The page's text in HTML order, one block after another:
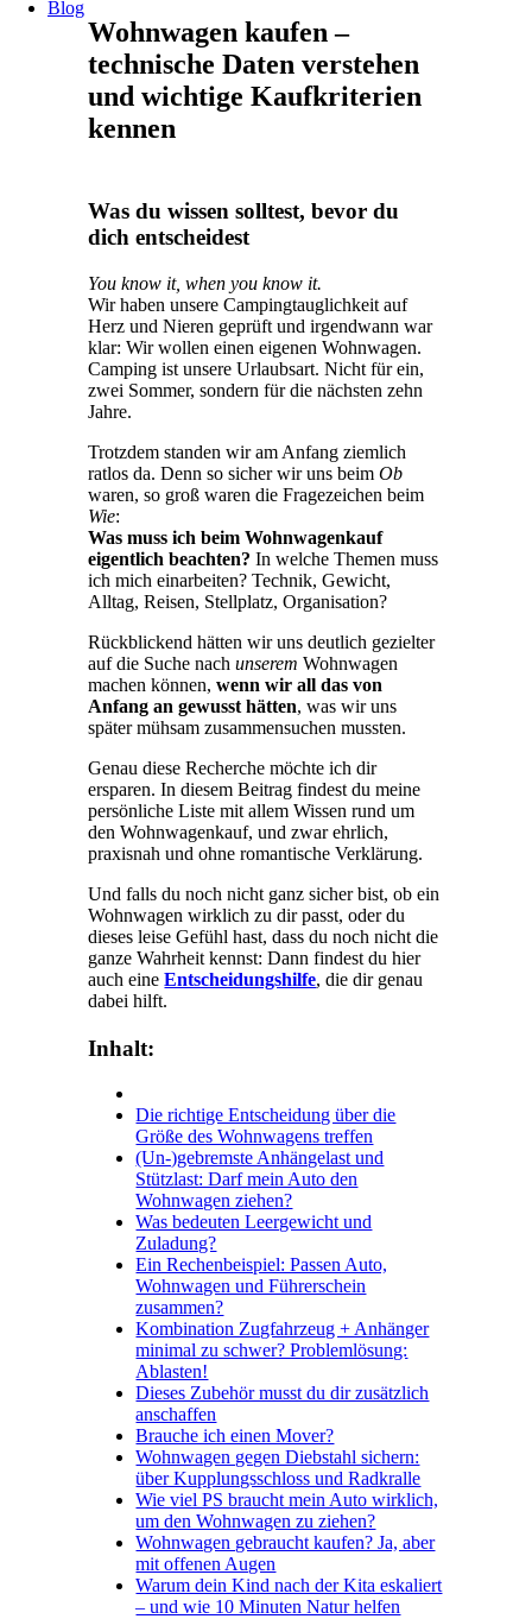
Blog
Wohnwagen kaufen –
technische Daten verstehen
und wichtige Kaufkriterien
kennen
Was du wissen solltest, bevor du
dich entscheidest
You know it, when you know it.
Wir haben unsere Campingtauglichkeit auf
Herz und Nieren geprüft und irgendwann war
klar: Wir wollen einen eigenen Wohnwagen.
Camping ist unsere Urlaubsart. Nicht für ein,
zwei Sommer, sondern für die nächsten zehn
Jahre.
Trotzdem standen wir am Anfang ziemlich
ratlos da. Denn so sicher wir uns beimOb
waren, so groß waren die Fragezeichen beim
Wie:
Was muss ich beim Wohnwagenkauf
eigentlich beachten?In welche Themen muss
ich mich einarbeiten? Technik, Gewicht,
Alltag, Reisen, Stellplatz, Organisation?
Rückblickend hätten wir uns deutlich gezielter
auf die Suche nachunserem Wohnwagen
machen können,wenn wir all das von
Anfang an gewusst hätten, was wir uns
später mühsam zusammensuchen mussten.
Genau diese Recherche möchte ich dir
ersparen. In diesem Beitrag findest du meine
persönliche Liste mit allem Wissen rund um
den Wohnwagenkauf, und zwar ehrlich,
praxisnah und ohne romantische Verklärung.
Und falls du noch nicht ganz sicher bist, ob ein
Wohnwagen wirklich zu dir passt, oder du
dieses leise Gefühl hast, dass du noch nicht die
ganze Wahrheit kennst: Dann findest du hier
auch eineEntscheidungshilfe, die dir genau
dabei hilft.
Inhalt:
Die richtige Entscheidung über die
Größe des Wohnwagens treffen
(Un-)gebremste Anhängelast und
Stützlast: Darf mein Auto den
Wohnwagen ziehen?
Was bedeuten Leergewicht und
Zuladung?
Ein Rechenbeispiel: Passen Auto,
Wohnwagen und Führerschein
zusammen?
Kombination Zugfahrzeug + Anhänger
minimal zu schwer? Problemlösung:
Ablasten!
Dieses Zubehör musst du dir zusätzlich
anschaffen
Brauche ich einen Mover?
Wohnwagen gegen Diebstahl sichern:
über Kupplungsschloss und Radkralle
Wie viel PS braucht mein Auto wirklich,
um den Wohnwagen zu ziehen?
Wohnwagen gebraucht kaufen? Ja, aber
mit offenen Augen
Warum dein Kind nach der Kita eskaliert
– und wie 10 Minuten Natur helfen